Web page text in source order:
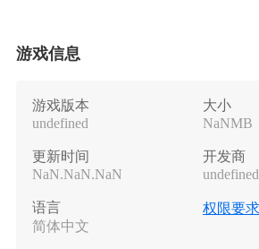
游戏信息
游戏版本
undefined
大小
NaNMB
更新时间
NaN.NaN.NaN
开发商
undefined
语言
简体中文
权限要求